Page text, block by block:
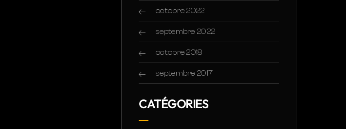
octobre 2022
septembre 2022
octobre 2018
septembre 2017
CATÉGORIES